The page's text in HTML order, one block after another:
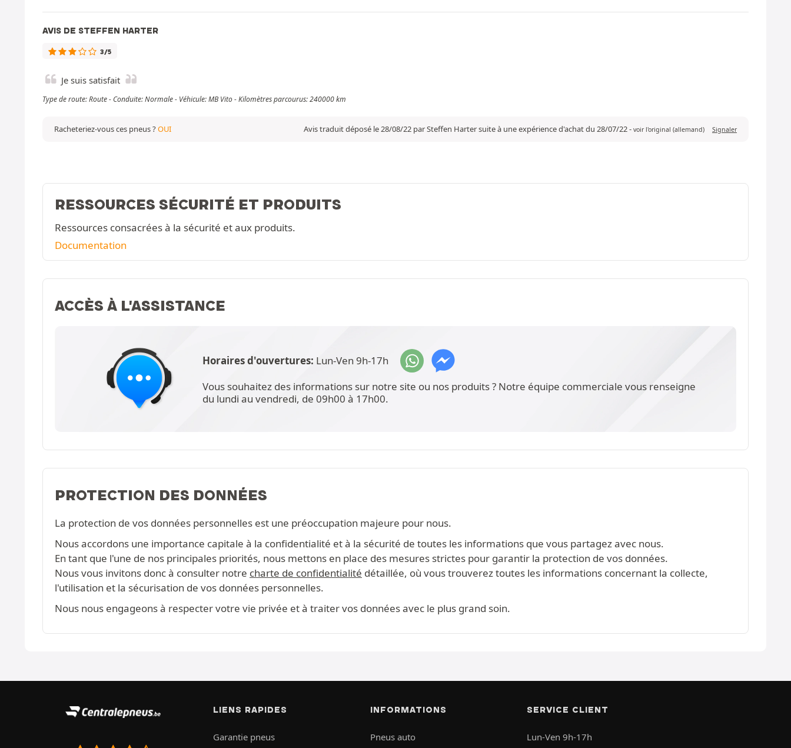
AVIS DE STEFFEN HARTER
3/5
Je suis satisfait
Type de route: Route - Conduite: Normale - Véhicule: MB Vito - Kilomètres parcourus: 240000 km
Avis traduit déposé le 28/08/22 par Steffen Harter suite à une expérience d'achat du 28/07/22- voir l'original (allemand) Signaler
Racheteriez-vous ces pneus ?OUI
RESSOURCES SÉCURITÉ ET PRODUITS
Ressources consacrées à la sécurité et aux produits.
Documentation
ACCÈS À L'ASSISTANCE
Horaires d'ouvertures: Lun-Ven 9h-17h
Vous souhaitez des informations sur notre site ou nos produits ? Notre équipe commerciale vous renseigne
du lundi au vendredi, de 09h00 à 17h00.
PROTECTION DES DONNÉES
La protection de vos données personnelles est une préoccupation majeure pour nous.
Nous accordons une importance capitale à la confidentialité et à la sécurité de toutes les informations que vous partagez avec nous.
En tant que l'une de nos principales priorités, nous mettons en place des mesures strictes pour garantir la protection de vos données.
Nous vous invitons donc à consulter notre charte de confidentialité détaillée, où vous trouverez toutes les informations concernant la collecte,
l'utilisation et la sécurisation de vos données personnelles.
Nous nous engageons à respecter votre vie privée et à traiter vos données avec le plus grand soin.
LIENS RAPIDES
Garantie pneus
INFORMATIONS
Pneus auto
SERVICE CLIENT
Lun-Ven 9h-17h